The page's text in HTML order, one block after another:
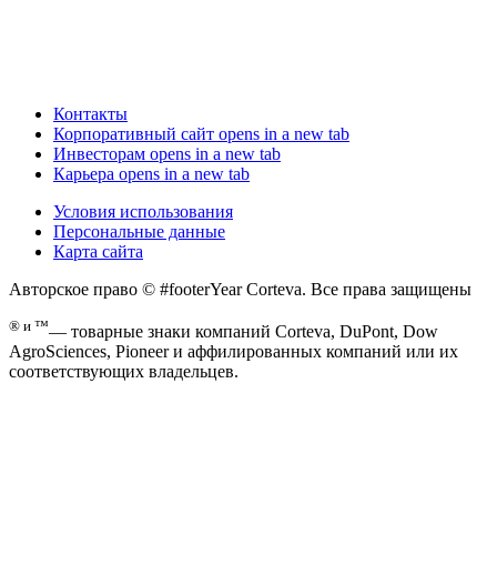
Контакты
Корпоративный сайт opens in a new tab
Инвесторам opens in a new tab
Карьера opens in a new tab
Условия использования
Персональные данные
Карта сайта
Авторское право © #footerYear Corteva. Все права защищены
® и ™— товарные знаки компаний Corteva, DuPont, Dow
AgroSciences, Pioneer и аффилированных компаний или их
соответствующих владельцев.